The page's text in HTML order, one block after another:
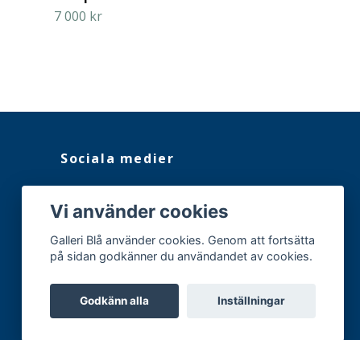
7 000 kr
Sociala medier
Instagram
Vi använder cookies
Galleri Blå använder cookies. Genom att fortsätta
på sidan godkänner du användandet av cookies.
Godkänn alla Inställningar